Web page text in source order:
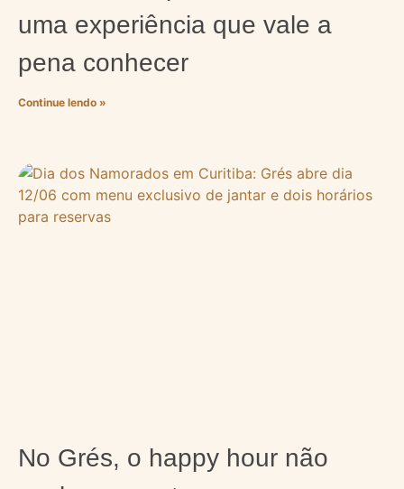
uma experiência que vale a
pena conhecer
Continue lendo »
No Grés, o happy hour não